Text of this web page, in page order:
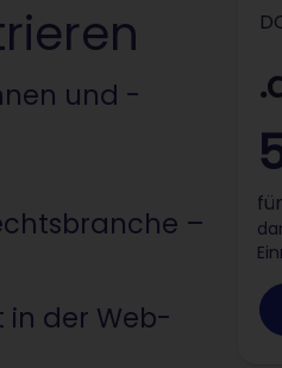
und -
–
in der Web-